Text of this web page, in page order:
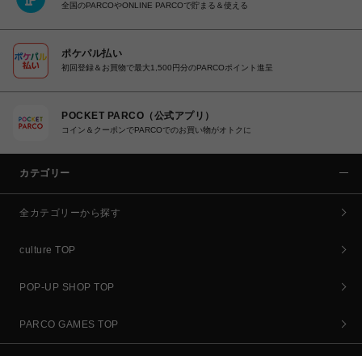
全国のPARCOやONLINE PARCOで貯まる＆使える
ポケパル払い
初回登録＆お買物で最大1,500円分のPARCOポイント進呈
POCKET PARCO（公式アプリ）
コイン＆クーポンでPARCOでのお買い物がオトクに
カテゴリー
全カテゴリーから探す
culture TOP
POP-UP SHOP TOP
PARCO GAMES TOP